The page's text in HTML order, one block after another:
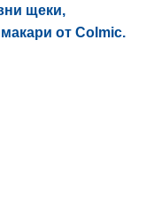
щеки,
от Colmic.